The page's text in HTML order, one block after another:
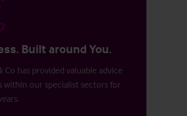
Built around You.
Co has provided valuable advice
within our specialist sectors for